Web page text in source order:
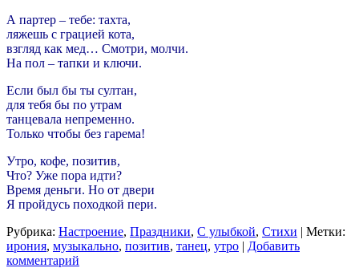
А партер – тебе: тахта,
ляжешь с грацией кота,
взгляд как мед… Смотри, молчи.
На пол – тапки и ключи.
Если был бы ты султан,
для тебя бы по утрам
танцевала непременно.
Только чтобы без гарема!
Утро, кофе, позитив,
Что? Уже пора идти?
Время деньги. Но от двери
Я пройдусь походкой пери.
Рубрика: Настроение, Праздники, С улыбкой, Стихи | Метки:
ирония, музыкально, позитив, танец, утро | Добавить
комментарий